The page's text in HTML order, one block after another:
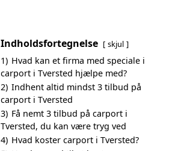
Indholdsfortegnelse skjul
1) Hvad kan et firma med speciale i
carport i Tversted hjælpe med?
2) Indhent altid mindst 3 tilbud på
carport i Tversted
3) Få nemt 3 tilbud på carport i
Tversted, du kan være tryg ved
4) Hvad koster carport i Tversted?